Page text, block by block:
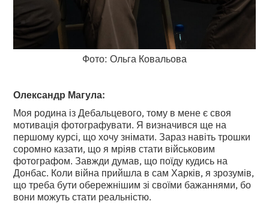
Фото: Ольга Ковальова
Олександр Магула:
Моя родина із Дебальцевого, тому в мене є своя
мотивація фотографувати. Я визначився ще на
першому курсі, що хочу знімати. Зараз навіть трошки
соромно казати, що я мріяв стати військовим
фотографом. Завжди думав, що поїду кудись на
Донбас. Коли війна прийшла в сам Харків, я зрозумів,
що треба бути обережнішим зі своїми бажаннями, бо
вони можуть стати реальністю.